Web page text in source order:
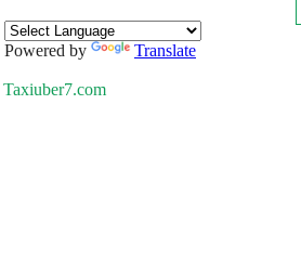
Powered by Translate
Taxiuber7.com